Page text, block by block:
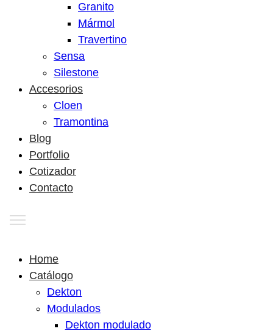
Granito
Mármol
Travertino
Sensa
Silestone
Accesorios
Cloen
Tramontina
Blog
Portfolio
Cotizador
Contacto
Home
Catálogo
Dekton
Modulados
Dekton modulado